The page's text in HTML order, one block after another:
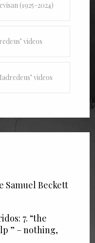
(1925-2024)
videos
videos
Samuel Beckett
7. “the
” – nothing​,​